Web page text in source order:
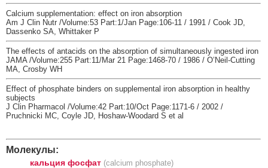
Calcium supplementation: effect on iron absorption
Am J Clin Nutr /Volume:53 Part:1/Jan Page:106-11 / 1991 / Cook JD,
Dassenko SA, Whittaker P
The effects of antacids on the absorption of simultaneously ingested iron
JAMA /Volume:255 Part:11/Mar 21 Page:1468-70 / 1986 / O’Neil-Cutting
MA, Crosby WH
Effect of phosphate binders on supplemental iron absorption in healthy
subjects
J Clin Pharmacol /Volume:42 Part:10/Oct Page:1171-6 / 2002 /
Pruchnicki MC, Coyle JD, Hoshaw-Woodard S et al
Молекулы:
кальция фосфат (calcium phosphate)